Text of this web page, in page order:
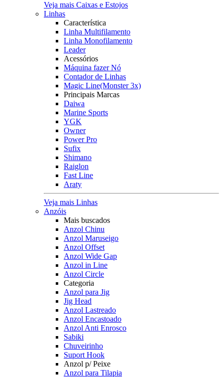
Veja mais Caixas e Estojos
Linhas
Característica
Linha Multifilamento
Linha Monofilamento
Leader
Acessórios
Máquina fazer Nó
Contador de Linhas
Magic Line(Monster 3x)
Principais Marcas
Daiwa
Marine Sports
YGK
Owner
Power Pro
Sufix
Shimano
Raiglon
Fast Line
Araty
Veja mais Linhas
Anzóis
Mais buscados
Anzol Chinu
Anzol Maruseigo
Anzol Offset
Anzol Wide Gap
Anzol in Line
Anzol Circle
Categoria
Anzol para Jig
Jig Head
Anzol Lastreado
Anzol Encastoado
Anzol Anti Enrosco
Sabiki
Chuveirinho
Suport Hook
Anzol p/ Peixe
Anzol para Tilapia